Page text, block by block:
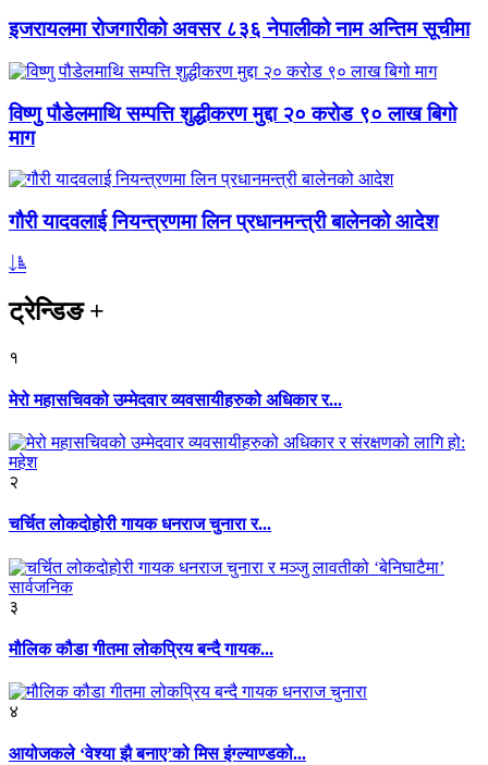
इजरायलमा रोजगारीको अवसर ८३६ नेपालीको नाम अन्तिम सूचीमा
विष्णु पौडेलमाथि सम्पत्ति शुद्धीकरण मुद्दा २० करोड ९० लाख बिगो
माग
गौरी यादवलाई नियन्त्रणमा लिन प्रधानमन्त्री बालेनको आदेश
ट्रेन्डिङ+
१
मेरो महासचिवको उम्मेदवार व्यवसायीहरुको अधिकार र...
२
चर्चित लोकदोहोरी गायक धनराज चुनारा र...
३
मौलिक कौडा गीतमा लोकप्रिय बन्दै गायक...
४
आयोजकले ‘वेश्या झै बनाए’को मिस इंग्ल्याण्डको...